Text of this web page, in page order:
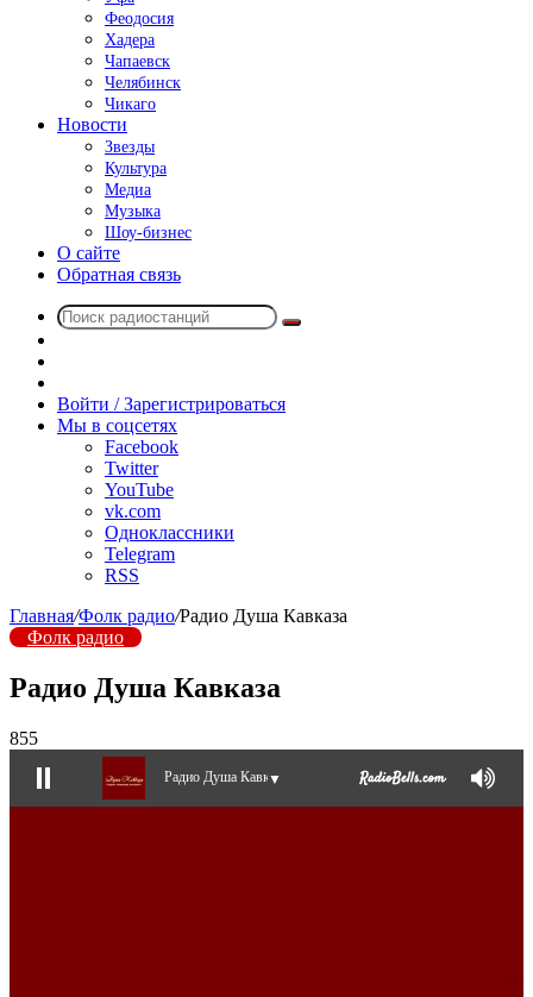
Феодосия
Хадера
Чапаевск
Челябинск
Чикаго
Новости
Звезды
Культура
Медиа
Музыка
Шоу-бизнес
О сайте
Обратная связь
Поиск
радио
Войти / Зарегистрироваться
Мы в соцсетях
Facebook
Twitter
YouTube
vk.com
Одноклассники
Telegram
RSS
Главная/Фолк радио/Радио Душа Кавказа
Фолк радио
Радио Душа Кавказа
855
Радио Душа Кавказа
▼